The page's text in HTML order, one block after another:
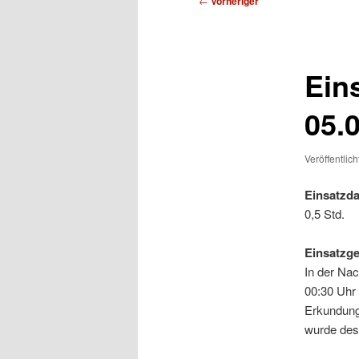
0,5 Std.
In der
00:30
wurde